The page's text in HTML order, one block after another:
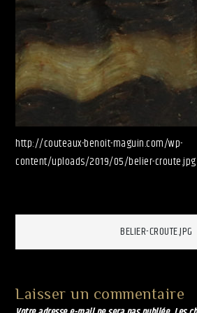
http://couteaux-benoit-maguin.com/wp-
content/uploads/2019/05/belier-croute.jpg
Navigation
BELIER-CROUTE.JPG
Laisser un commentaire